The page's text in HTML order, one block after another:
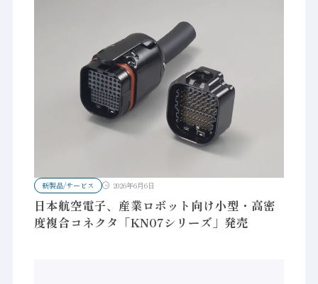
新製品/サービス 2026年6月6日
日本航空電子、産業ロボット向け小型・高密
度複合コネクタ「KN07シリーズ」発売